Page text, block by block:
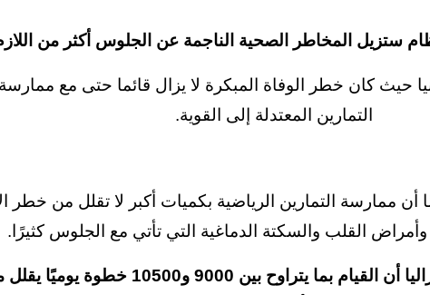
ستزيل المخاطر الصحية الناجمة عن الجلوس أكثر من
حيث كان خطر الوفاة المبكرة لا يزال قائما حتى مع
التمارين المعتدلة إلى القوية.
عام 2019 أيضًا أن ممارسة التمارين الرياضية بكميات أكبر لا تقلل من
القلب والسكتة الدماغية التي تأتي مع الجلوس كثيرًا.
من أستراليا أن القيام بما يتراوح بين 9000